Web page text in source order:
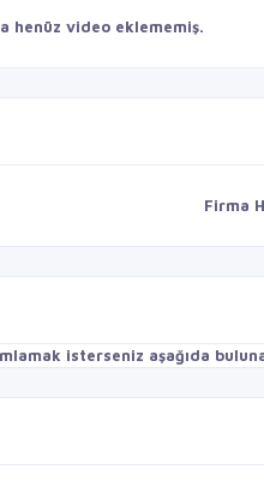
henüz video eklememiş.
Firma
isterseniz aşağıda